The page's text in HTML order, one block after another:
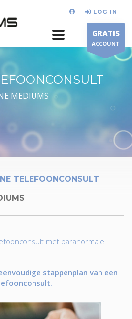
LOG IN
GRATIS
ACCOUNT
MEDIUMS
TELEFOONCONSULT
met paranormale
stappenplan van een